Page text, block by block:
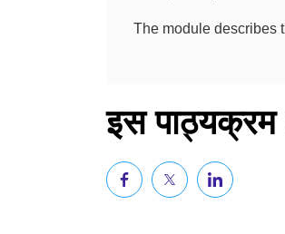
The module describes
इस